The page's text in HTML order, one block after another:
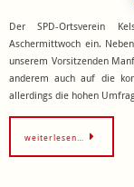
Der SPD-Ortsverein
Aschermittwoch ein.
unserem Vorsitzenden
anderem auch auf die
allerdings die hohen
weiterlesen…